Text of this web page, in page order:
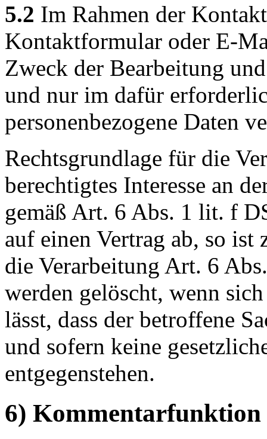
5.2 Im Rahmen der
Kontaktformular oder E-
Zweck der Bearbeitung
und nur im dafür
personenbezogene Daten
Rechtsgrundlage für die
berechtigtes Interesse an
gemäß Art. 6 Abs. 1 lit. f
auf einen Vertrag ab, so ist
die Verarbeitung Art. 6
werden gelöscht, wenn
lässt, dass der betroffene
und sofern keine
entgegenstehen.
6) Kommentarfunktion